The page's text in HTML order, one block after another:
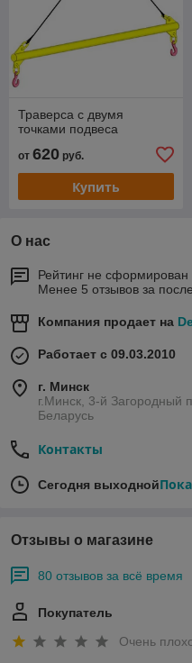
Траверса с двумя
точками подвеса
от 620 руб.
Купить
О нас
Рейтинг не сформирован
Менее 5 отзывов за
Компания продает на
Работает с 09.03.2010
г. Минск
г.Минск, 3-й Загородный
Беларусь
Контакты
Сегодня выходной
Отзывы о магазине
80 отзывов за всё время
Покупатель
Очень